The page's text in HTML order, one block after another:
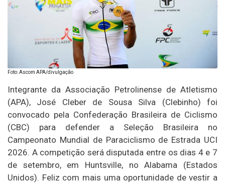
Foto: Ascom APA/divulgação
Integrante da Associação Petrolinense de Atletismo
(APA), José Cleber de Sousa Silva (Clebinho) foi
convocado pela Confederação Brasileira de Ciclismo
(CBC) para defender a Seleção Brasileira no
Campeonato Mundial de Paraciclismo de Estrada UCI
2026. A competição será disputada entre os dias 4 e 7
de setembro, em Huntsville, no Alabama (Estados
Unidos). Feliz com mais uma oportunidade de vestir a